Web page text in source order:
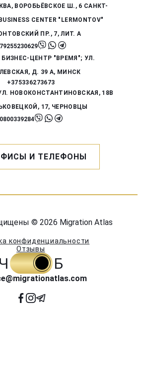
ВОРОБЬЁВСКОЕ Ш., 6 САНКТ-
CENTER "LERMONTOV"
ПР., 7, ЛИТ. А
БИЗНЕС-ЦЕНТР "ВРЕМЯ"; УЛ.
Д. 39 А, МИНСК
+375336273673
НОВОКОНСТАНТИНОВСКАЯ, 18В
17, ЧЕРНОВЦЫ
0800339284
И ТЕЛЕФОНЫ
© 2026 Migration Atlas
конфиденциальности
Отзывы
Ч Б